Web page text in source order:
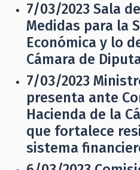
7/03/2023 Sala
Medidas para la
Económica y lo
Cámara de
7/03/2023
presenta ante
Hacienda de la
que fortalece
sistema